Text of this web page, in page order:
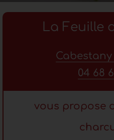
La Feuille
Cabestany
04 68
vous propose